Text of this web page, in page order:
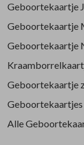
Geboortekaartje
Geboortekaartje
Geboortekaartje
Geboortekaartje
Alle